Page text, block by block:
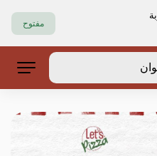
https://
مفتوح